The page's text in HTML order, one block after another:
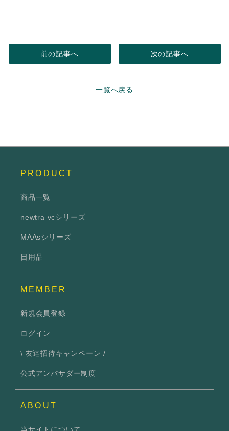
前の記事へ
一覧へ戻る
次の記事へ
PRODUCT
商品一覧
newtra vcシリーズ
MAAsシリーズ
日用品
MEMBER
新規会員登録
ログイン
\ 友達招待キャンペーン /
公式アンバサダー制度
ABOUT